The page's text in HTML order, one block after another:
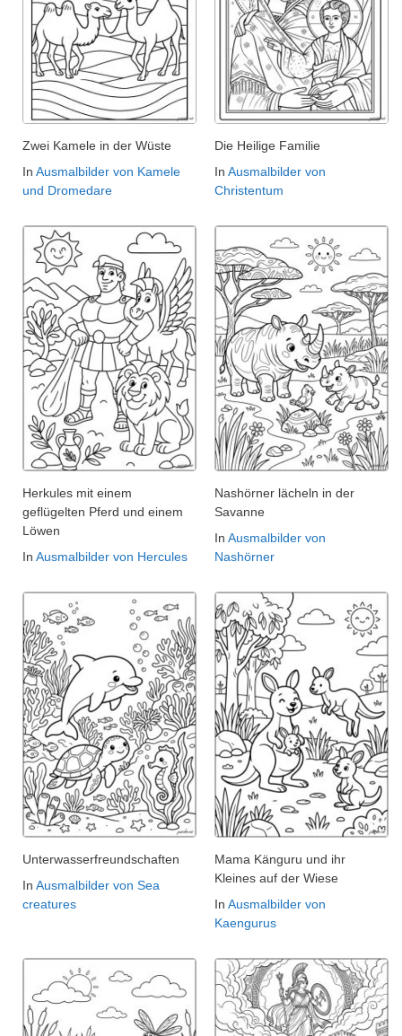
Zwei Kamele in der Wüste
In Ausmalbilder von Kamele
und Dromedare
Die Heilige Familie
In Ausmalbilder von
Christentum
Herkules mit einem
geflügelten Pferd und einem
Löwen
In Ausmalbilder von Hercules
Nashörner lächeln in der
Savanne
In Ausmalbilder von
Nashörner
Unterwasserfreundschaften
In Ausmalbilder von Sea
creatures
Mama Känguru und ihr
Kleines auf der Wiese
In Ausmalbilder von
Kaengurus